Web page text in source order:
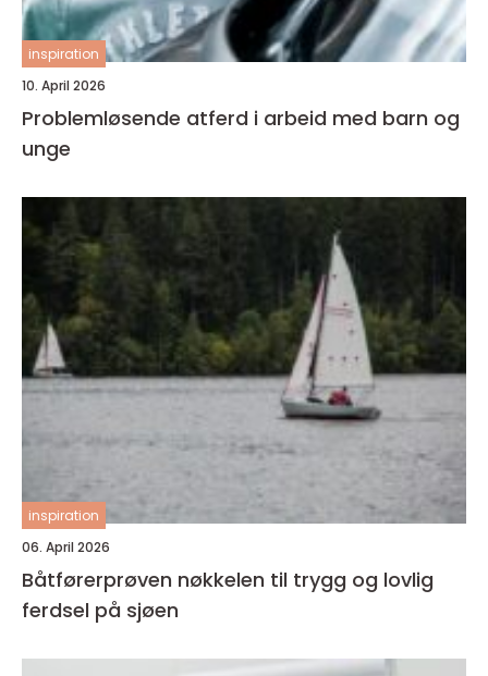
inspiration
10. April 2026
Problemløsende atferd i arbeid med barn og
unge
inspiration
06. April 2026
Båtførerprøven nøkkelen til trygg og lovlig
ferdsel på sjøen